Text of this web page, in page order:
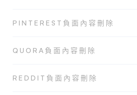
PINTEREST負面內容刪除
QUORA負面內容刪除
REDDIT負面內容刪除